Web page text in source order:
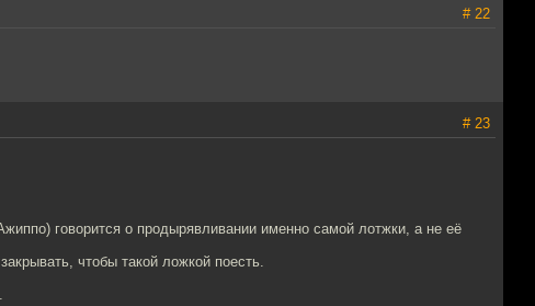
# 22
# 23
говорится о продырявливании именно самой лотжки, а не её
чтобы такой ложкой поесть.